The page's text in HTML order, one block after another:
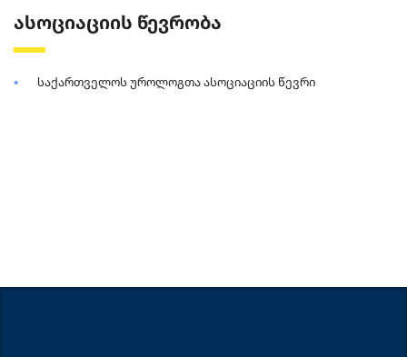
ასოციაციის წევრობა
საქართველოს უროლოგთა ასოციაციის წევრი